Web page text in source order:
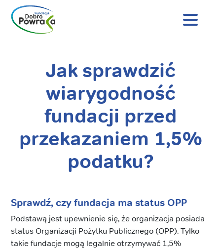
Nagłówek
Jak sprawdzić
wiarygodność
fundacji przed
przekazaniem 1,5%
podatku?
Sprawdź, czy fundacja ma status OPP
Podstawą jest upewnienie się, że organizacja posiada
status Organizacji Pożytku Publicznego (OPP). Tylko
takie fundacje mogą legalnie otrzymywać 1,5%